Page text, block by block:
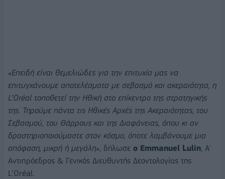
«Επειδή είναι θεμελιώδες για την επιτυχία μας να
επιτυγχάνουμε αποτελέσματα με σεβασμό και ακεραιότητα, η
L’Oréal τοποθετεί την Ηθική στο επίκεντρο της στρατηγικής
της. Τηρούμε πάντα τις Ηθικές Αρχές της Ακεραιότητας, του
Σεβασμού, του Θάρρους και της Διαφάνειας, όπου κι αν
δραστηριοποιούμαστε στον κόσμο, όποτε λαμβάνουμε μια
απόφαση, μικρή ή μεγάλη», δήλωσε ο Emmanuel Lulin , Α'
Αντιπρόεδρος & Γενικός Διευθυντής Δεοντολογίας της
L’Oréal.